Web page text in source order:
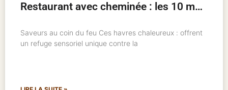
Restaurant avec cheminée : les 10 meilleures adresses pour un hiver chaleureux
Saveurs au coin du feu Ces havres chaleureux : offrent
un refuge sensoriel unique contre la